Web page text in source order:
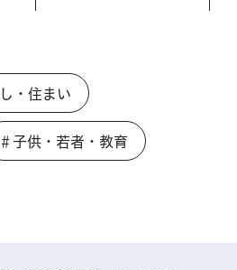
・住まい
＃子供・若者・教育